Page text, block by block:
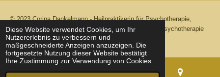
Diese Website verwendet Cookies, um Ihr
Nutzererlebnis zu verbessern und
maßgeschneiderte Anzeigen anzuzeigen. Die
fortgesetzte Nutzung dieser Website bestätigt
Ihre Zustimmung zur Verwendung von Cookies.
© 2023 Corina Dankelmann - Heilpraktikerin für Psychotherapie,
Therapeutin für EMDR, Hypnose und humanistische Psychotherapie
Mit Unterstützung vonWebador